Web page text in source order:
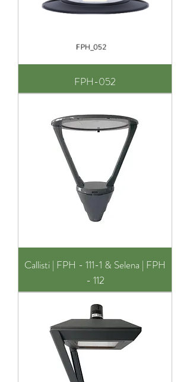
FPH-052
Callisti | FPH - 111-1 & Selena | FPH
- 112